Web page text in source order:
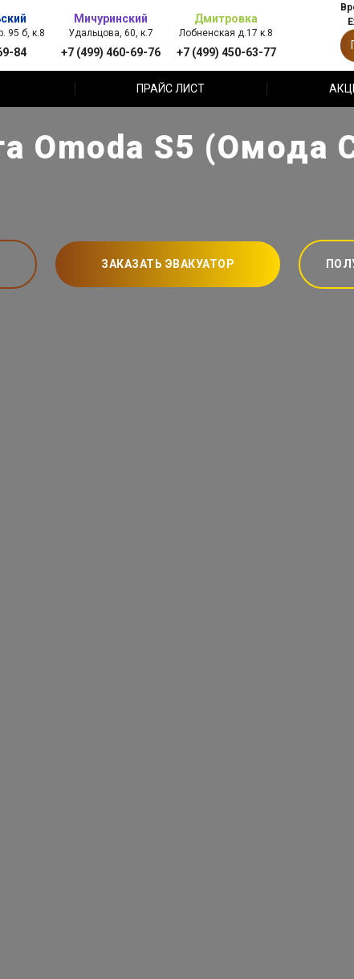
95 б, к.8
84
Мичуринский
Удальцова, 60, к.7
+7 (499) 460-69-76
Дмитровка
Лобненская д.17 к.8
+7 (499) 450-63-77
ПРАЙС ЛИСТ
Omoda S5 (Омода
ЗАКАЗАТЬ ЭВАКУАТОР